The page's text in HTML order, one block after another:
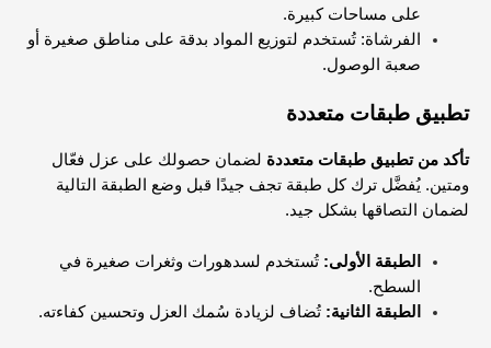
على مساحات كبيرة.
الفرشاة: تُستخدم لتوزيع المواد بدقة على مناطق صغيرة أو
صعبة الوصول.
تطبيق طبقات متعددة
تأكد من تطبيق طبقات متعددة لضمان حصولك على عزل فعّال
ومتين. يُفضَّل ترك كل طبقة تجف جيدًا قبل وضع الطبقة التالية
لضمان التصاقها بشكل جيد.
الطبقة الأولى: تُستخدم لسدهورات وثغرات صغيرة في
السطح.
الطبقة الثانية: تُضاف لزيادة سُمك العزل وتحسين كفاءته.